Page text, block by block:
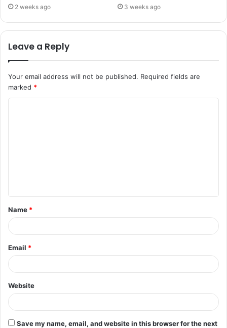
2 weeks ago 3 weeks ago
Leave a Reply
Your email address will not be published. Required fields are
marked *
t
*
Name *
Email *
Website
Save my name, email, and website in this browser for the next